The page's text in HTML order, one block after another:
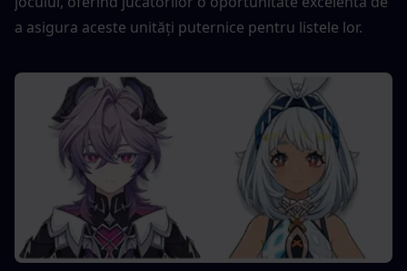
a asigura aceste unități puternice pentru listele lor.